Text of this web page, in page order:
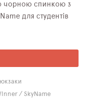
чорною спинкою з
для студентів
/ SkyName